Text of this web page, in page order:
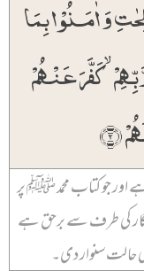
وَ اٰمَنُوۡا بِمَا
کَفَّرَ عَنۡہُمۡ
اور جو کتاب محمد ﷺ پر
کی طرف سے برحق ہے
حالت سنوار دی۔